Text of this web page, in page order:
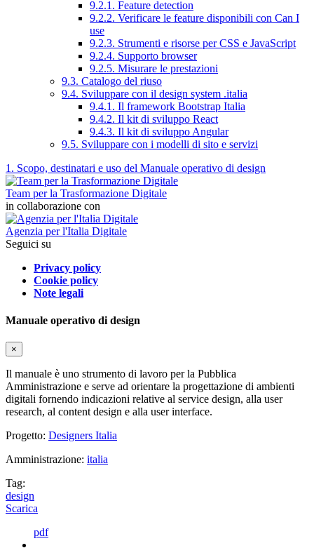
9.2.1. Feature detection
9.2.2. Verificare le feature disponibili con Can I
use
9.2.3. Strumenti e risorse per CSS e JavaScript
9.2.4. Supporto browser
9.2.5. Misurare le prestazioni
9.3. Catalogo del riuso
9.4. Sviluppare con il design system .italia
9.4.1. Il framework Bootstrap Italia
9.4.2. Il kit di sviluppo React
9.4.3. Il kit di sviluppo Angular
9.5. Sviluppare con i modelli di sito e servizi
1. Scopo, destinatari e uso del Manuale operativo di design
Team per la Trasformazione Digitale
in collaborazione con
Agenzia per l'Italia Digitale
Seguici su
Privacy policy
Cookie policy
Note legali
Manuale operativo di design
×
Il manuale è uno strumento di lavoro per la Pubblica
Amministrazione e serve ad orientare la progettazione di ambienti
digitali fornendo indicazioni relative al service design, alla user
research, al content design e alla user interface.
Progetto: Designers Italia
Amministrazione: italia
Tag:
design
Scarica
pdf